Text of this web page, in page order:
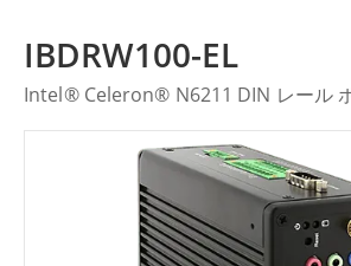
IBDRW100-EL
Intel® Celeron® N6211 DIN レール